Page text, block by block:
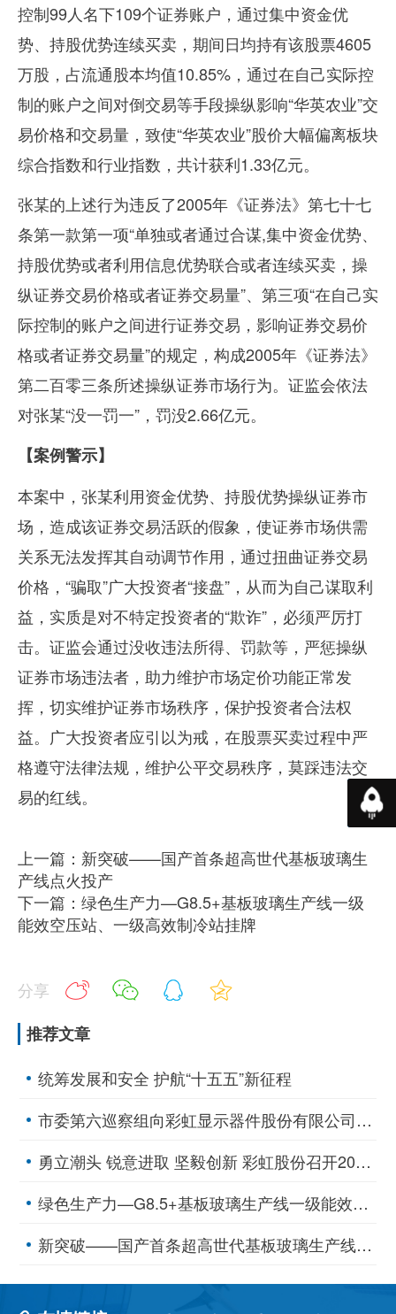
控制99人名下109个证券账户，通过集中资金优
势、持股优势连续买卖，期间日均持有该股票4605
万股，占流通股本均值10.85% ，通过在自己实际控
制的账户之间对倒交易等手段操纵影响“华英农业”交
易价格和交易量，致使“华英农业”股价大幅偏离板块
综合指数和行业指数，共计获利1.33亿元。
张某的上述行为违反了2005年《证券法》第七十七
条第一款第一项“单独或者通过合谋,集中资金优势、
持股优势或者利用信息优势联合或者连续买卖，操
纵证券交易价格或者证券交易量”、第三项“在自己实
际控制的账户之间进行证券交易，影响证券交易价
格或者证券交易量”的规定，构成2005年《证券法》
第二百零三条所述操纵证券市场行为。证监会依法
对张某“没一罚一”，罚没2.66亿元。
【案例警示】
本案中，张某利用资金优势、持股优势操纵证券市
场，造成该证券交易活跃的假象，使证券市场供需
关系无法发挥其自动调节作用，通过扭曲证券交易
价格，“骗取”广大投资者“接盘”，从而为自己谋取利
益，实质是对不特定投资者的“欺诈”，必须严厉打
击。证监会通过没收违法所得、罚款等，严惩操纵
证券市场违法者，助力维护市场定价功能正常发
挥，切实维护证券市场秩序，保护投资者合法权
益。广大投资者应引以为戒，在股票买卖过程中严
格遵守法律法规，维护公平交易秩序，莫踩违法交
易的红线。
上一篇：新突破——国产首条超高世代基板玻璃生
产线点火投产
下一篇：绿色生产力—G8.5+基板玻璃生产线一级
能效空压站、一级高效制冷站挂牌
分享
推荐文章
统筹发展和安全 护航“十五五”新征程
市委第六巡察组向彩虹显示器件股份有限公司党委反馈巡察情况
勇立潮头 锐意进取 坚毅创新 彩虹股份召开2025年工作会议
绿色生产力—G8.5+基板玻璃生产线一级能效空压站、一级高效制冷站挂牌
新突破——国产首条超高世代基板玻璃生产线点火投产
返回